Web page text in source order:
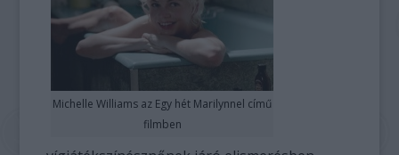
Michelle Williams az Egy hét Marilynnel című
filmben